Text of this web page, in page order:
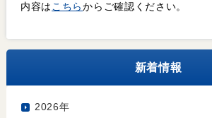
内容は こちらからご確認ください。
新着情報
2026年